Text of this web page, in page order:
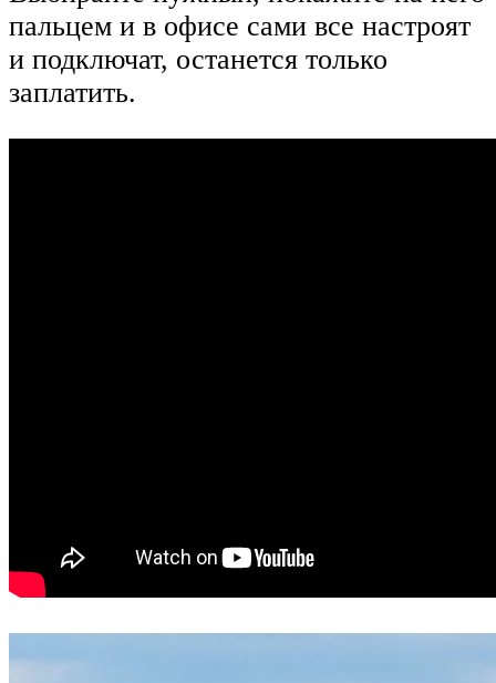
пальцем и в офисе сами все настроят
и подключат, останется только
заплатить.